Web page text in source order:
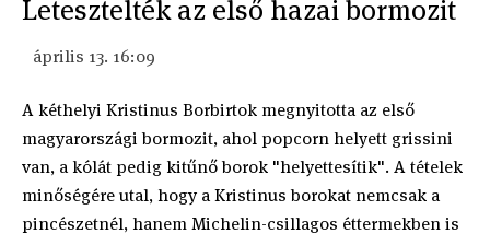
Letesztelték az első hazai bormozit
április 13. 16:09
A kéthelyi Kristinus Borbirtok megnyitotta az első
magyarországi bormozit, ahol popcorn helyett grissini
van, a kólát pedig kitűnő borok "helyettesítik". A tételek
minőségére utal, hogy a Kristinus borokat nemcsak a
pincészetnél, hanem Michelin-csillagos éttermekben is